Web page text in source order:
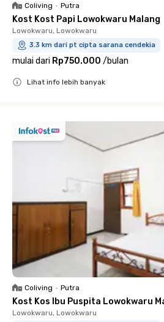
Coliving • Putra
Kost Kost Papi Lowokwaru Malang
Lowokwaru, Lowokwaru
3.3 km dari pt cipta sarana cendekia
mulai dari Rp750.000 /bulan
Lihat info lebih banyak
Coliving • Putra
Kost Kos Ibu Puspita Lowokwaru
Lowokwaru, Lowokwaru